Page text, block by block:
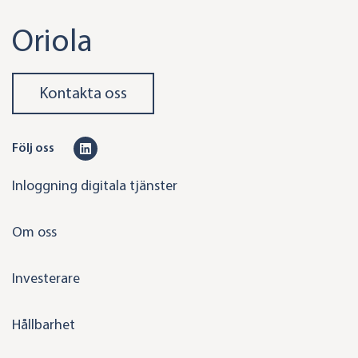
Oriola
Kontakta oss
Följ oss
n
Inloggning digitala tjänster
Om oss
Investerare
Hållbarhet